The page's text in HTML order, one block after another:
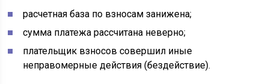
расчетная база по взносам занижена;
сумма платежа рассчитана неверно;
плательщик взносов совершил иные
неправомерные действия (бездействие).